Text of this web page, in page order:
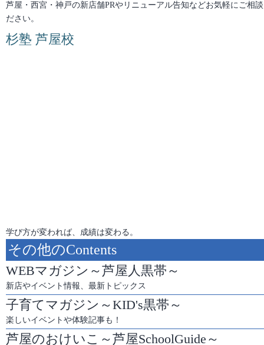
芦屋・西宮・神戸の新店舗PRやリニューアル告知などお気軽にご相
ださい。
杉塾 芦屋校
学び方が変われば、成績は変わる。
その他のContents
WEBマガジン～芦屋人黒帯～
新店やイベント情報、最新トピックス
子育てマガジン～KID's黒帯～
楽しいイベントや体験記事も！
芦屋のおけいこ～芦屋SchoolGuide～